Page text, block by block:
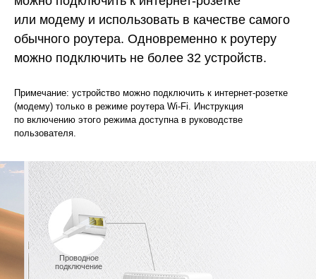
или модему и использовать в качестве самого
обычного роутера. Одновременно к роутеру
можно подключить не более 32 устройств.
Примечание: устройство можно подключить к интернет‑розетке
(модему) только в режиме роутера Wi‑Fi. Инструкция
по включению этого режима доступна в руководстве
пользователя.
Проводное
подключение